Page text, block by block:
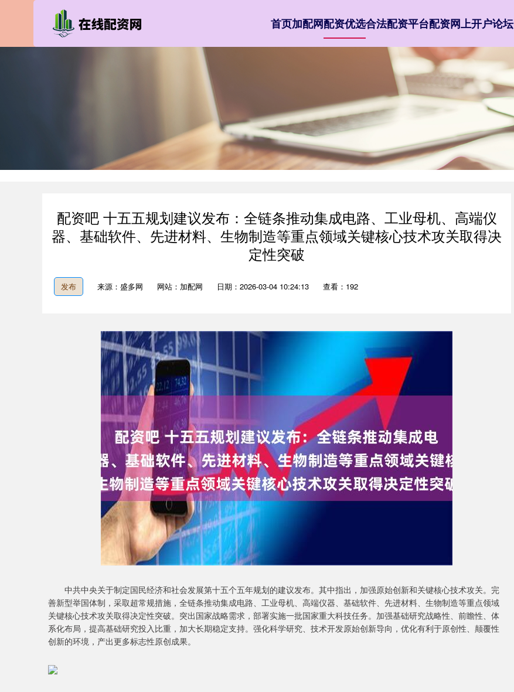
首页加配网配资优选合法配资平台配资网上开户论坛
配资吧 十五五规划建议发布：全链条推动集成电路、工业母机、高端仪
器、基础软件、先进材料、生物制造等重点领域关键核心技术攻关取得决
定性突破
发布 来源：盛多网 网站：加配网 日期：2026-03-04 10:24:13 查看：192
中共中央关于制定国民经济和社会发展第十五个五年规划的建议发布。其中指出，加强原始创新和关键核心技术攻关。完
善新型举国体制，采取超常规措施，全链条推动集成电路、工业母机、高端仪器、基础软件、先进材料、生物制造等重点领域
关键核心技术攻关取得决定性突破。突出国家战略需求，部署实施一批国家重大科技任务。加强基础研究战略性、前瞻性、体
系化布局，提高基础研究投入比重，加大长期稳定支持。强化科学研究、技术开发原始创新导向，优化有利于原创性、颠覆性
创新的环境，产出更多标志性原创成果。
深证成指 14332.53 222.41 1.58%